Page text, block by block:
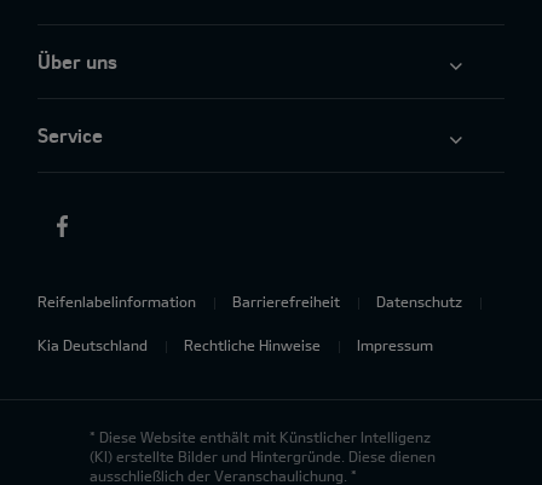
Über uns
Service
Reifenlabelinformation Barrierefreiheit Datenschutz
Kia Deutschland Rechtliche Hinweise Impressum
* Diese Website enthält mit Künstlicher Intelligenz
(KI) erstellte Bilder und Hintergründe. Diese dienen
ausschließlich der Veranschaulichung. *